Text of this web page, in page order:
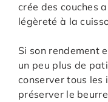
crée des couches
légèreté à la
Si son rendement
un peu plus de
conserver tous
préserver le